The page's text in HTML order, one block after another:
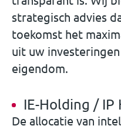
strategisch advies
toekomst het
uit uw
eigendom.
IE-Holding / IP
De allocatie van